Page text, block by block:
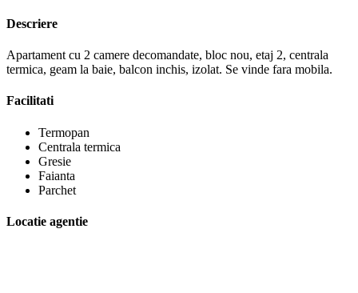
Descriere
Apartament cu 2 camere decomandate, bloc nou, etaj 2, centrala
termica, geam la baie, balcon inchis, izolat. Se vinde fara mobila.
Facilitati
Termopan
Centrala termica
Gresie
Faianta
Parchet
Locatie agentie